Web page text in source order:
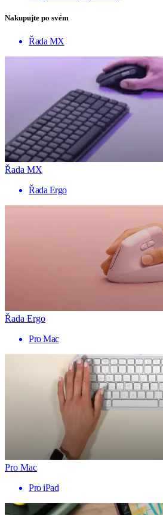
Nakupujte po svém
Řada MX
Řada MX
Řada Ergo
Řada Ergo
Pro Mac
Pro Mac
Pro iPad